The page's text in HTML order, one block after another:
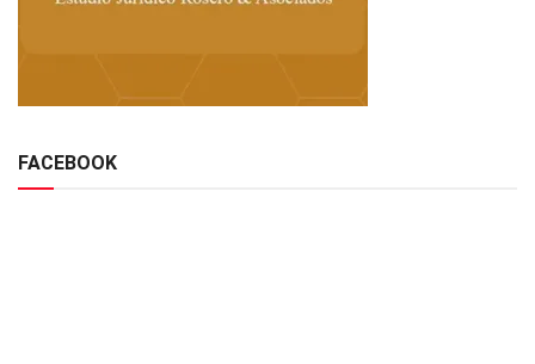
FACEBOOK